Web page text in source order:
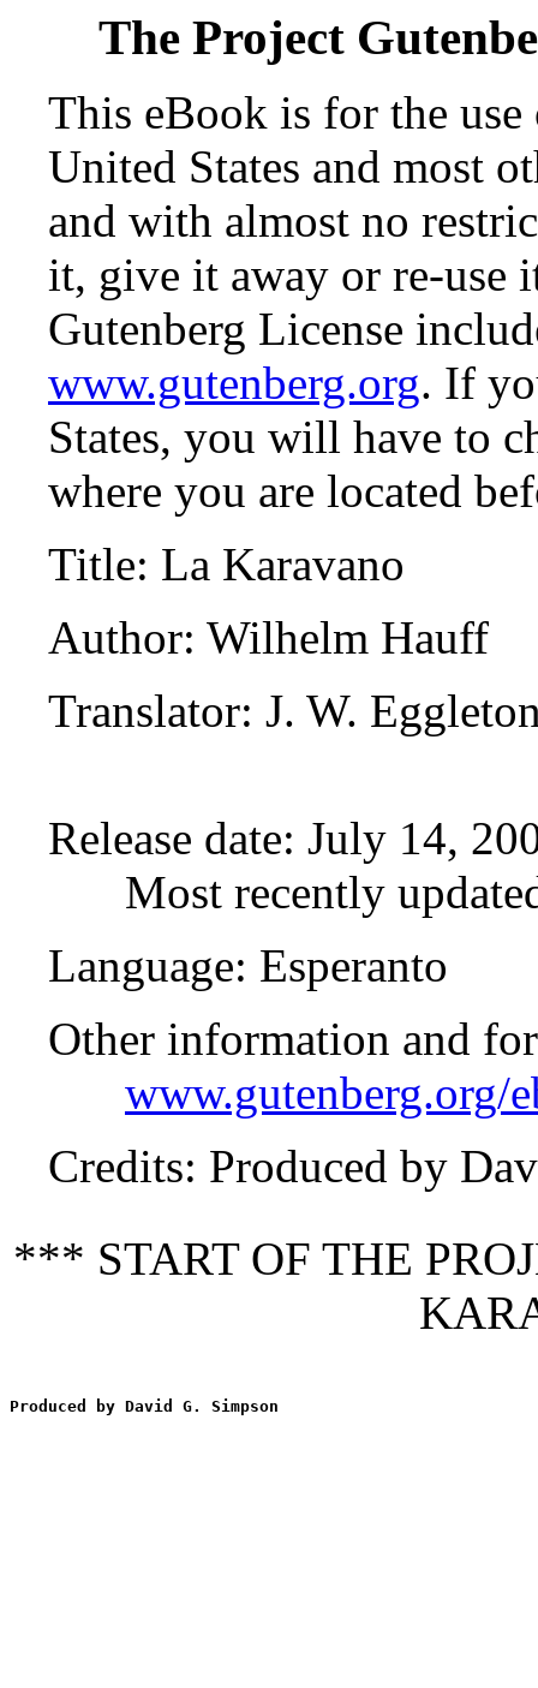
The Project
This eBook is for the
United States and most
and with almost no
it, give it away or re-use
Gutenberg License
www.gutenberg.org. If
States, you will have to
where you are located
Title: La Karavano
Author: Wilhelm Hauff
Translator: J. W.
Release date: July 14,
Most recently
Language: Esperanto
Other information and
www.gutenberg.org/
Credits: Produced by
*** START OF THE
Produced by David G. Simpson